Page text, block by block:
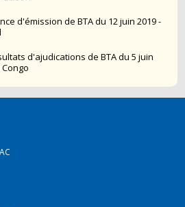
d'émission de BTA du 12 juin 2019 -
d'ajudications de BTA du 5 juin